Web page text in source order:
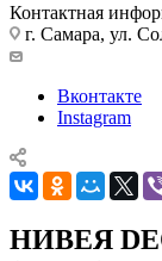
Контактная
г. Самара, ул.
Вконтакте
Instagram
НИВЕЯ